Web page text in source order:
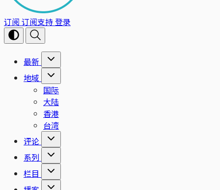
订阅 订阅支持登录
最新
地域
国际
大陆
香港
台湾
评论
系列
栏目